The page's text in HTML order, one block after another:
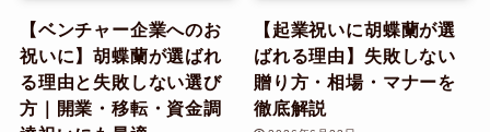
【ベンチャー企業へのお
祝いに】胡蝶蘭が選ばれ
る理由と失敗しない選び
方｜開業・移転・資金調
【起業祝いに胡蝶蘭が選
ばれる理由】失敗しない
贈り方・相場・マナーを
徹底解説